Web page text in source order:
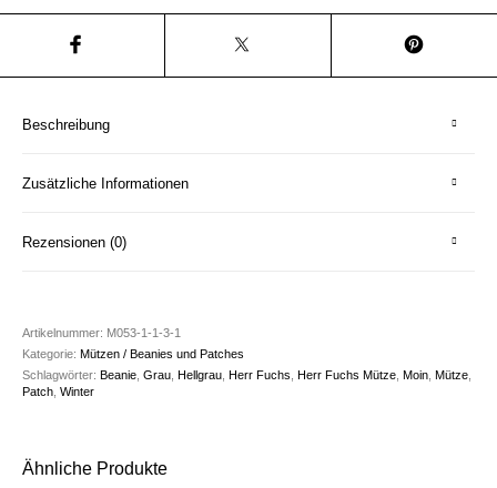
Beschreibung
Zusätzliche Informationen
Rezensionen (0)
Artikelnummer: M053-1-1-3-1
Kategorie: Mützen / Beanies und Patches
Schlagwörter: Beanie,Grau, Hellgrau, Herr Fuchs, Herr Fuchs Mütze, Moin, Mütze,
Patch,Winter
Ähnliche Produkte